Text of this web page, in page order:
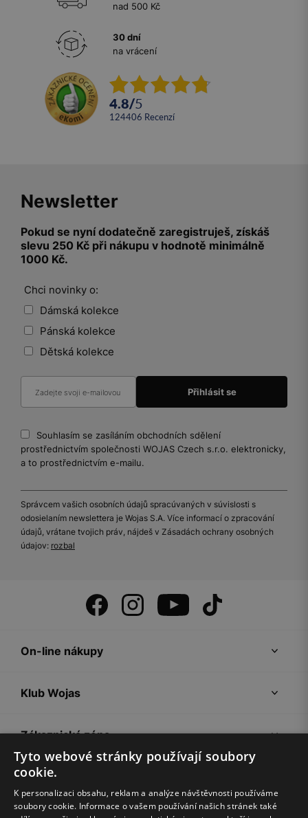
nad 500 Kč
30 dní
na vrácení
4.8/5
124406 recenzí
Newsletter
Pokud se nyní dodatečně zaregistruješ, získáš
slevu 250 Kč při nákupu v hodnotě minimálně
1000 Kč.
Chci novinky o:
Dámská kolekce
Pánská kolekce
Dětská kolekce
Souhlasím se zasíláním obchodních sdělení
prostřednictvím společnosti WOJAS Czech s.r.o. elektronicky,
a to prostřednictvím e-mailu.
Správcem vašich osobních údajů spracúvaných v súvislosti s
odosielaním newslettera je Wojas S.A. Více informací o zpracování
údajů, vrátane tvojich práv, nájdeš v Zásadách ochrany osobných
údajov: rozbal
On-line nákupy
Klub Wojas
Zákaznická zóna
Společnost Wojas
Tyto webové stránky používají soubory
cookie.
K personalizaci obsahu, reklam a analýze návštěvnosti používáme
soubory cookie. Informace o vašem používání našich stránek také